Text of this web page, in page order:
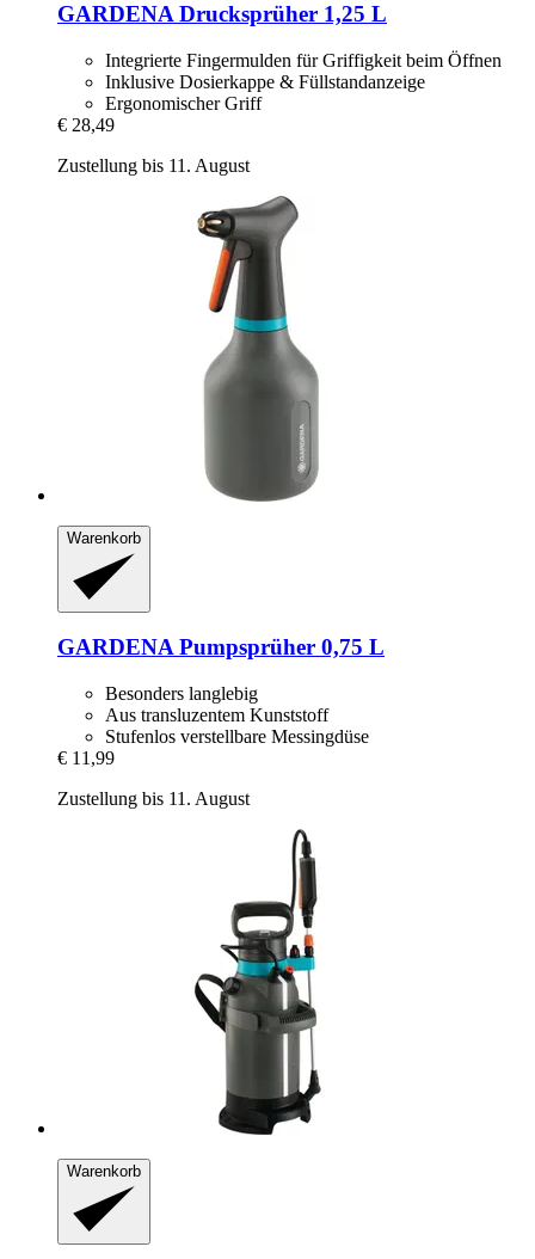
GARDENADrucksprüher 1,25 L
Integrierte Fingermulden für Griffigkeit beim Öffnen
Inklusive Dosierkappe & Füllstandanzeige
Ergonomischer Griff
€ 28,49
Zustellung bis 11. August
Warenkorb
GARDENAPumpsprüher 0,75 L
Besonders langlebig
Aus transluzentem Kunststoff
Stufenlos verstellbare Messingdüse
€ 11,99
Zustellung bis 11. August
Warenkorb